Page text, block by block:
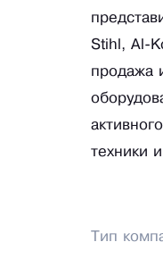
Stihl, Al-
продажа
техники
Тип